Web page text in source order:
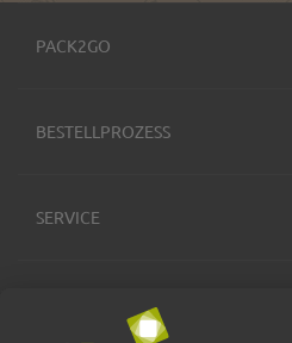
PACK2GO
BESTELLPROZESS
SERVICE